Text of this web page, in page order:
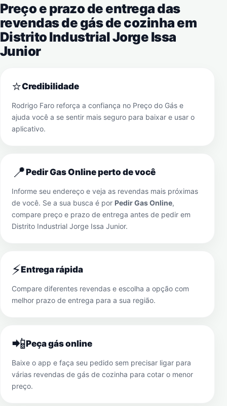
Preço e prazo de entrega das
revendas de gás de cozinha em
Distrito Industrial Jorge Issa
Junior
⭐Credibilidade
Rodrigo Faro reforça a confiança no Preço do Gás e
ajuda você a se sentir mais seguro para baixar e usar o
aplicativo.
📍Pedir Gas Online perto de você
Informe seu endereço e veja as revendas mais próximas
de você. Se a sua busca é por Pedir Gas Online,
compare preço e prazo de entrega antes de pedir em
Distrito Industrial Jorge Issa Junior.
⚡Entrega rápida
Compare diferentes revendas e escolha a opção com
melhor prazo de entrega para a sua região.
📲Peça gás online
Baixe o app e faça seu pedido sem precisar ligar para
várias revendas de gás de cozinha para cotar o menor
preço.